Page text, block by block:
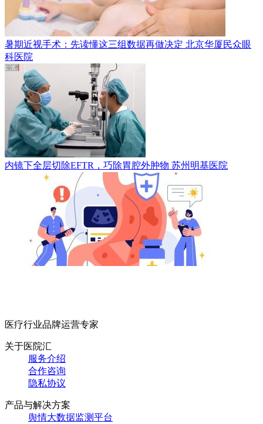
暑期近视手术：先读懂这三组数据再做决定 北京华厦民众眼
科医院
内镜下全层切除EFTR，巧除胃腔外肿物 苏州明基医院
医疗行业品牌运营专家
关于医院汇
服务介绍
合作咨询
隐私协议
产品与解决方案
舆情大数据监测平台